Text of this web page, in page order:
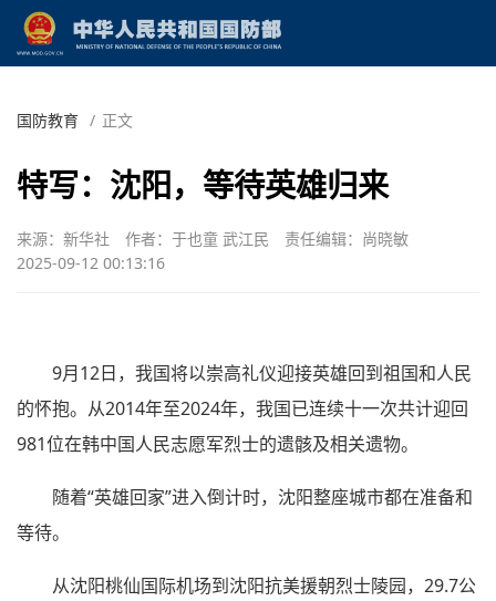
国防教育 / 正文
特写：沈阳，等待英雄归来
来源：新华社 作者：于也童 武江民
责任编辑：尚晓敏
2025-09-12 00:13:16
9月12日，我国将以崇高礼仪迎接英雄回到祖国和人民
的怀抱。从2014年至2024年，我国已连续十一次共计迎回
981位在韩中国人民志愿军烈士的遗骸及相关遗物。
随着“英雄回家”进入倒计时，沈阳整座城市都在准备和
等待。
从沈阳桃仙国际机场到沈阳抗美援朝烈士陵园，29.7公